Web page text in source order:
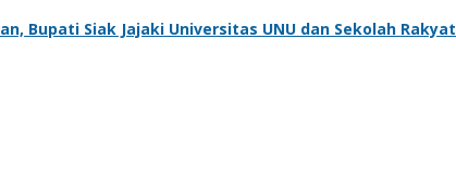
Bupati Siak Jajaki Universitas UNU dan Sekolah Rakyat